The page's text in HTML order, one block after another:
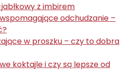
z imbirem
odchudzanie –
w proszku – czy to dobra
koktajle i czy są lepsze od